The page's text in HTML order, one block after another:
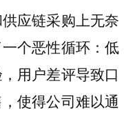
应链采购上无奈
个恶性循环：低
用户差评导致口
使得公司难以通